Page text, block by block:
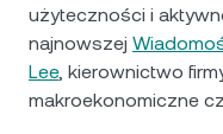
użyteczności i
najnowszej
Lee, kierownictwo
makroekonomiczne